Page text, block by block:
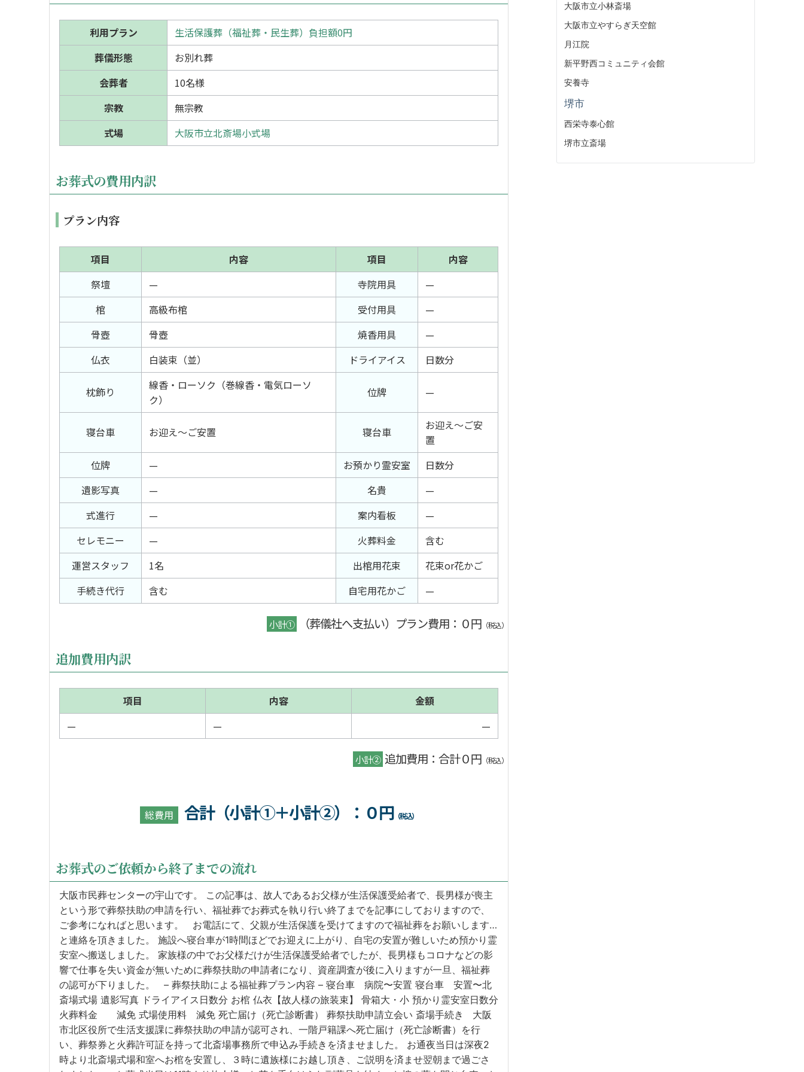
利用プラン
生活保護葬（福祉葬・民生葬）負担額0円
葬儀形態
お別れ葬
会葬者
10名様
宗教
無宗教
式場
大阪市立北斎場小式場
お葬式の費用内訳
プラン内容
項目 内容 項目
内容
祭壇
— 寺院用具
—
棺
高級布棺 受付用具
—
骨壺
骨壺 焼香用具
—
仏衣
白装束（並） ドライアイス 日数分
枕飾り
線香・ローソク（巻線香・電気ローソ
ク）
位牌 —
寝台車 お迎え～ご安置 寝台車
お迎え～ご安
置
位牌
— お預かり霊安室
日数分
遺影写真
— 名貴
—
式進行
— 案内看板
—
セレモニー
— 火葬料金
含む
運営スタッフ
1名 出棺用花束
花束or花かご
手続き代行
含む 自宅用花かご —
小計① （葬儀社へ支払い）プラン費用 ：０円 （税込）
追加費用内訳
項目 内容
金額
—
— —
小計② 追加費用：合計０円 （税込）
総費用 合計（小計①＋小計②） ：０円 （税込）
お葬式のご依頼から終了までの流れ
大阪市民葬センターの宇山です。 この記事は、故人であるお父様が生活保護受給者で、長男様が喪主
という形で葬祭扶助の申請を行い、福祉葬でお葬式を執り行い終了までを記事にしておりますので、
ご参考になればと思います。 お電話にて、父親が生活保護を受けてますので福祉葬をお願いします…
と連絡を頂きました。 施設へ寝台車が1時間ほどでお迎えに上がり、自宅の安置が難しいため預かり霊
安室へ搬送しました。 家族様の中でお父様だけが生活保護受給者でしたが、長男様もコロナなどの影
響で仕事を失い資金が無いために葬祭扶助の申請者になり、資産調査が後に入りますが一旦、福祉葬
の認可が下りました。 – 葬祭扶助による福祉葬プラン内容 – 寝台車 病院〜安置 寝台車 安置〜北
斎場式場 遺影写真 ドライアイス日数分 お棺 仏衣【故人様の旅装束】 骨箱大・小 預かり霊安室日数分
火葬料金 減免 式場使用料 減免 死亡届け（死亡診断書） 葬祭扶助申請立会い 斎場手続き 大阪
市北区役所で生活支援課に葬祭扶助の申請が認可され、一階戸籍課へ死亡届け（死亡診断書）を行
い、葬祭券と火葬許可証を持って北斎場事務所で申込み手続きを済ませました。 お通夜当日は深夜2
時より北斎場式場和室へお棺を安置し、３時に遺族様にお越し頂き、ご説明を済ませ翌朝まで過ごさ
大阪市立小林斎場
大阪市立やすらぎ天空館
月江院
新平野西コミュニティ会館
安養寺
堺市
西栄寺泰心館
堺市立斎場